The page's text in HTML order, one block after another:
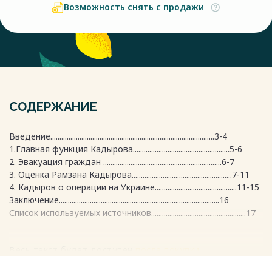
Возможность снять с продажи
СОДЕРЖАНИЕ
Введение..........................................................................................3-4
1.Главная функция Кадырова.....................................................5-6
2. Эвакуация граждан .................................................................6-7
3. Оценка Рамзана Кадырова.......................................................7-11
4. Кадыров о операции на Украине.............................................11-15
Заключение........................................................................................16
Список используемых источников....................................................17